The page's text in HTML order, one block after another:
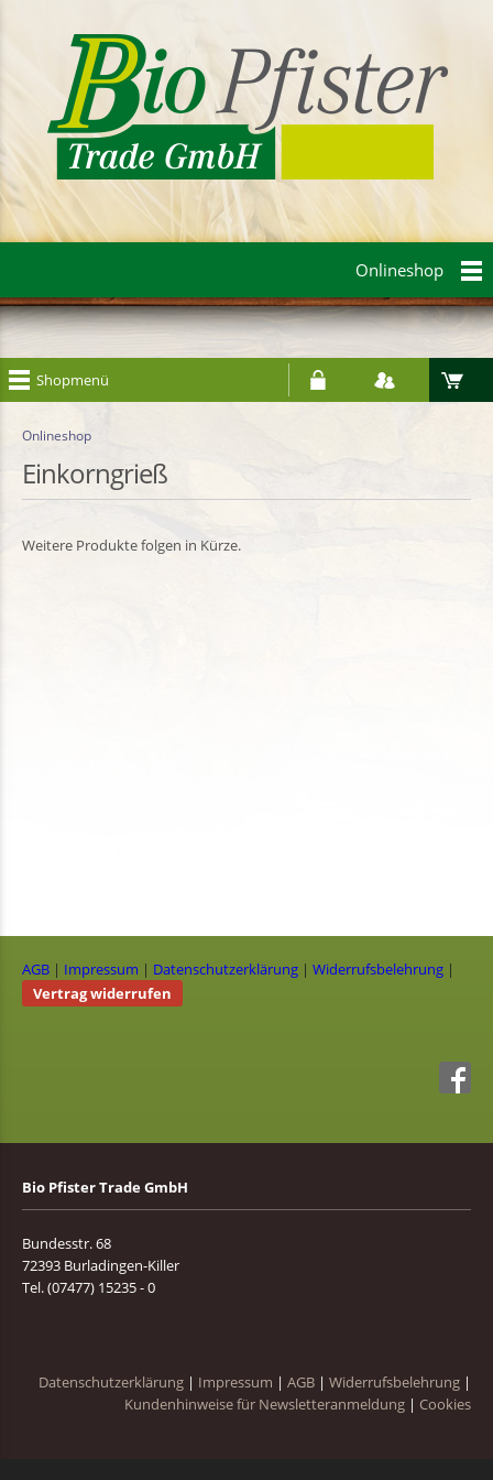
Onlineshop
Shopmenü
Onlineshop
Einkorngrieß
Weitere Produkte folgen in Kürze.
AGB | Impressum | Datenschutzerklärung | Widerrufsbelehrung |
Vertrag widerrufen
Bio Pfister Trade GmbH
Bundesstr. 68
72393 Burladingen-Killer
Tel. (07477) 15235 - 0
Datenschutzerklärung | Impressum | AGB | Widerrufsbelehrung |
Kundenhinweise für Newsletteranmeldung | Cookies